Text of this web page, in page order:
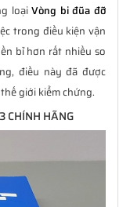
loạiVòng bi đũa đỡ
trong điều kiện vận
bỉ hơn rất nhiều so
điều này đã được
giới kiểm chứng.
CHÍNH HÃNG